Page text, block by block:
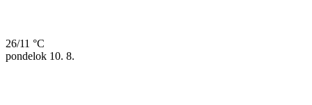
26/11 °C
pondelok 10. 8.